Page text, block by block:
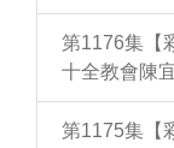
第1176集【
十全教會陳
第1175集【